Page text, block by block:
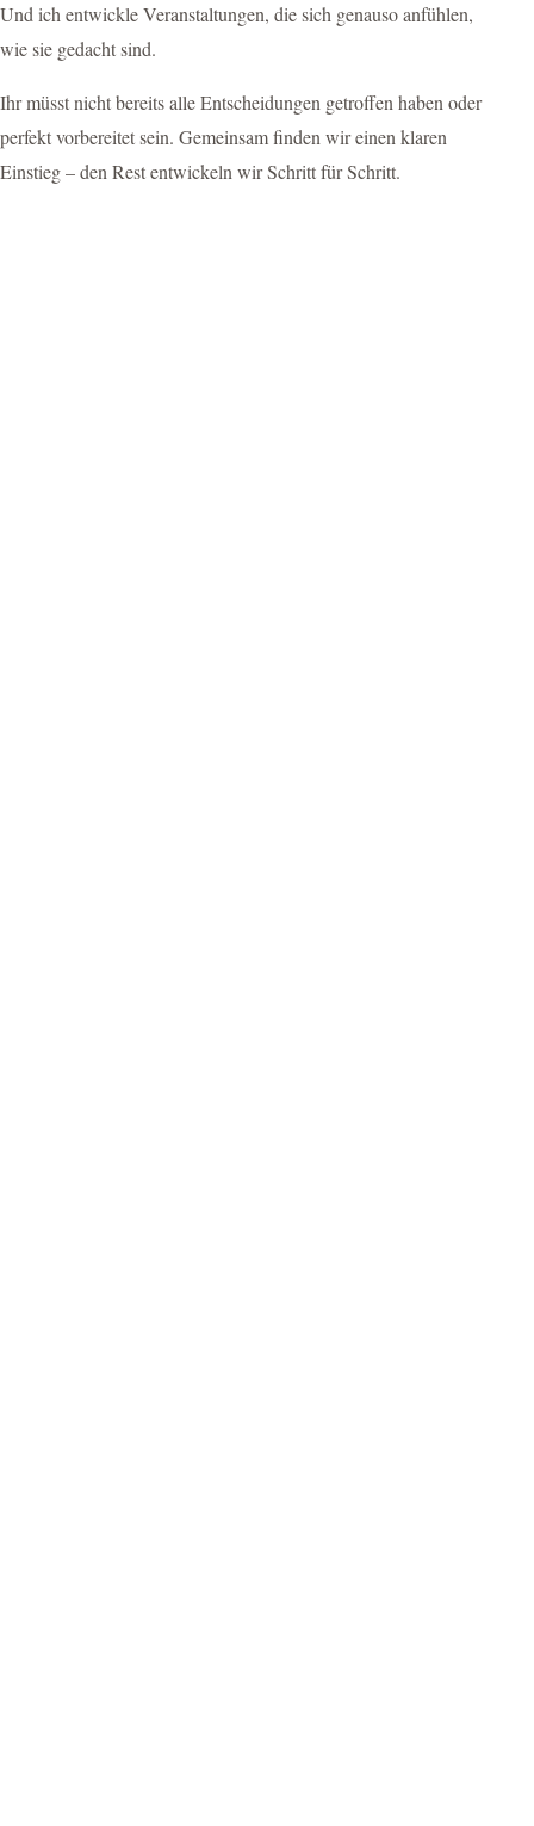
Und ich entwickle Veranstaltungen, die sich genauso anfühlen,
wie sie gedacht sind.
Ihr müsst nicht bereits alle Entscheidungen getroffen haben oder
perfekt vorbereitet sein. Gemeinsam finden wir einen klaren
Einstieg – den Rest entwickeln wir Schritt für Schritt.